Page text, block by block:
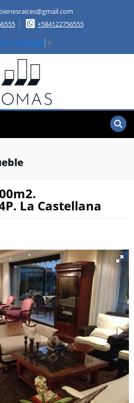
+584122756555
Language ▼
La Castellana